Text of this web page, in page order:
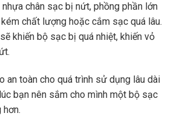
nhựa chân sạc bị nứt, phồng phần lớn
chất lượng hoặc cắm sạc quá lâu.
khiến bộ sạc bị quá nhiệt, khiến vỏ
an toàn cho quá trình sử dụng lâu dài
bạn nên sắm cho mình một bộ sạc